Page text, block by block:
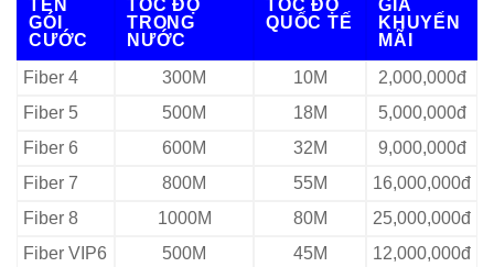
TÊN
GÓI
CƯỚC
TỐC ĐỘ
TRONG
NƯỚC
TỐC ĐỘ
QUỐC TẾ
GIÁ
KHUYẾN
MÃI
Fiber 4
300M 10M
2,000,000đ
Fiber 5
500M 18M
5,000,000đ
Fiber 6
600M 32M
9,000,000đ
Fiber 7
800M 55M
16,000,000đ
Fiber 8
1000M 80M
25,000,000đ
Fiber VIP6
500M 45M
12,000,000đ